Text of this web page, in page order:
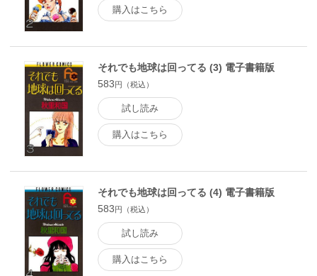
購入はこちら
それでも地球は回ってる (3) 電子書籍版
583円（税込）
試し読み
購入はこちら
それでも地球は回ってる (4) 電子書籍版
583円（税込）
試し読み
購入はこちら